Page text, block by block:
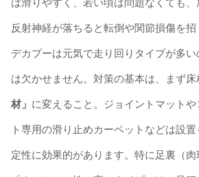
反射神経が落ちると転倒や関節損傷を招
デカプーは元気で走り回りタイプが多
は欠かせません。対策の基本は、まず床
材」 に変えること。ジョイントマット
ト専用の滑り止めカーペットなどは設
定性に効果的があります。特に足裏（